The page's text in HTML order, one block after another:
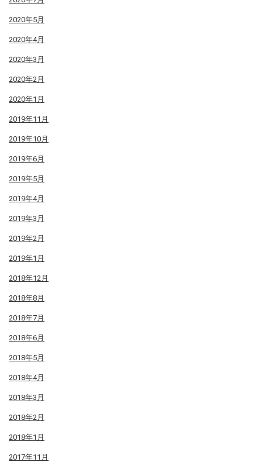
2020年5月
2020年4月
2020年3月
2020年2月
2020年1月
2019年11月
2019年10月
2019年6月
2019年5月
2019年4月
2019年3月
2019年2月
2019年1月
2018年12月
2018年8月
2018年7月
2018年6月
2018年5月
2018年4月
2018年3月
2018年2月
2018年1月
2017年11月